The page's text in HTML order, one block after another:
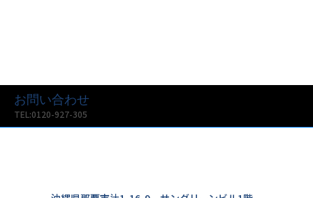
お問い合わせ
TEL:0120-927-305